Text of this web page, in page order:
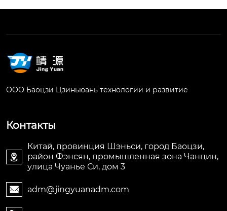
ООО Баоцзи Цзиньюань технологии и развитие
Контакты

Китай, провинция Шэньси, город Баоцзи,
район Фэнсян, промышленная зона Чанцин,
улица Чуанье Си, дом 3
 adm@jingyuanadm.com